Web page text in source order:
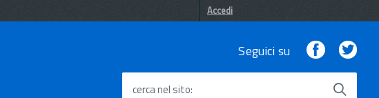
Accedi
Seguici su Facebook
cerca nel sito